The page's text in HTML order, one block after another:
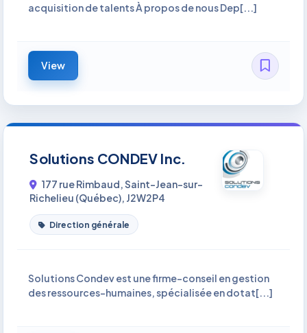
acquisition de talents À propos de nous Dep[...]
View
Solutions CONDEV Inc.
177 rue Rimbaud, Saint-Jean-sur-
Richelieu (Québec), J2W2P4
Direction générale
Solutions Condev est une firme-conseil en gestion
des ressources-humaines, spécialisée en dotat[...]